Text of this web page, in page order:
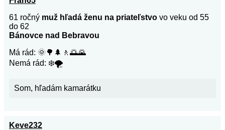
61 ročný muž hľadá ženu na priateľstvo vo veku od 55
do 62
Bánovce nad Bebravou
Má rád: 🌞🌳🌲🚶🌅🌄
Nemá rád: ❄️🌪️
Som, hľadám kamarátku
Keve232